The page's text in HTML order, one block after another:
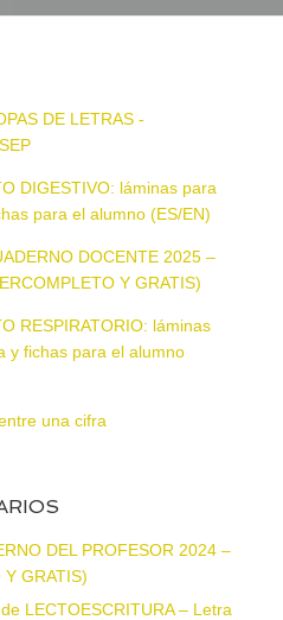
DE LETRAS -
DIGESTIVO: láminas para
para el alumno (ES/EN)
DOCENTE 2025 –
Y GRATIS)
RESPIRATORIO: láminas
y fichas para el alumno
una cifra
DEL PROFESOR 2024 –
GRATIS)
LECTOESCRITURA – Letra